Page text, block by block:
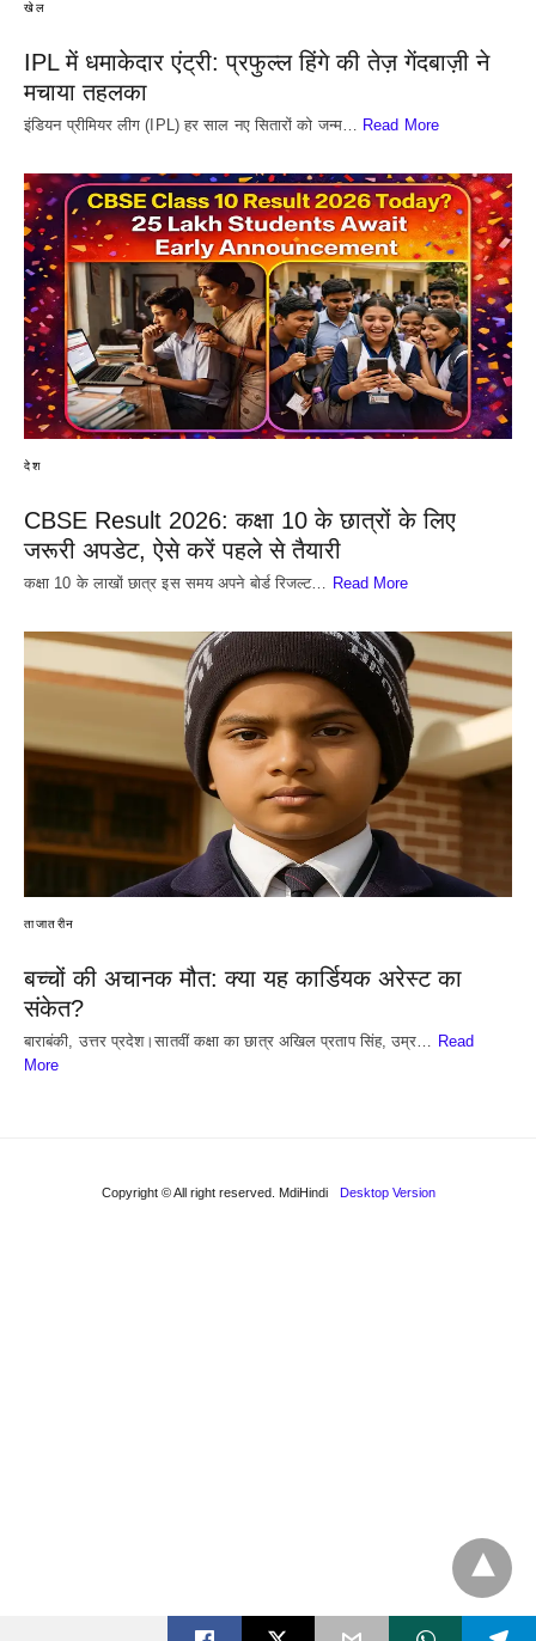
खेल
IPL में धमाकेदार एंट्री: प्रफुल्ल हिंगे की तेज़ गेंदबाज़ी ने
मचाया तहलका
इंडियन प्रीमियर लीग (IPL) हर साल नए सितारों को जन्म… Read More
देश
CBSE Result 2026: कक्षा 10 के छात्रों के लिए
जरूरी अपडेट, ऐसे करें पहले से तैयारी
कक्षा 10 के लाखों छात्र इस समय अपने बोर्ड रिजल्ट… Read More
ताजातरीन
बच्चों की अचानक मौत: क्या यह कार्डियक अरेस्ट का
संकेत?
बाराबंकी, उत्तर प्रदेश।सातवीं कक्षा का छात्र अखिल प्रताप सिंह, उम्र… Read
More
Copyright © All right reserved. MdiHindi Desktop Version